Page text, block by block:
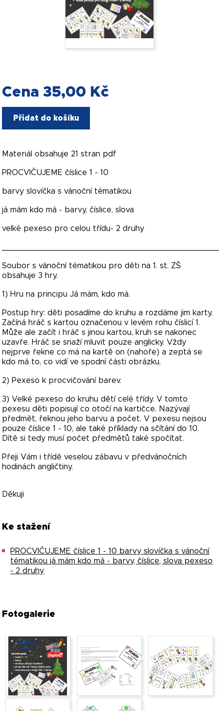
Cena 35,00 Kč
Přidat do košíku
Materiál obsahuje 21 stran pdf
PROCVIČUJEME číslice 1 - 10
barvy slovíčka s vánoční tématikou
já mám kdo má - barvy, číslice, slova
velké pexeso pro celou třídu- 2 druhy
Soubor s vánoční tématikou pro děti na 1. st. ZŠ
obsahuje 3 hry.
1) Hru na principu Já mám, kdo má.
Postup hry: děti posadíme do kruhu a rozdáme jim karty.
Začíná hráč s kartou označenou v levém rohu číslicí 1.
Může ale začít i hráč s jinou kartou, kruh se nakonec
uzavře. Hráč se snaží mluvit pouze anglicky. Vždy
nejprve řekne co má na kartě on (nahoře) a zeptá se
kdo má to, co vidí ve spodní části obrázku.
2) Pexeso k procvičování barev.
3) Velké pexeso do kruhu dětí celé třídy. V tomto
pexesu děti popisují co otočí na kartičce. Nazývají
předmět, řeknou jeho barvu a počet. V pexesu nejsou
pouze číslice 1 - 10, ale také příklady na sčítání do 10.
Dítě si tedy musí počet předmětů také spočítat.
Přeji Vám i třídě veselou zábavu v předvánočních
hodinách angličtiny.
Děkuji
Ke stažení
PROCVIČUJEME číslice 1 - 10 barvy slovíčka s vánoční
tématikou já mám kdo má - barvy, číslice, slova pexeso
- 2 druhy
Fotogalerie